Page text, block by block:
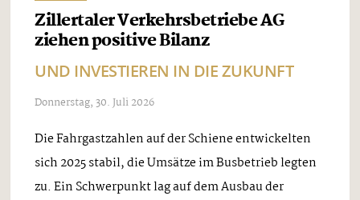
Zillertaler Verkehrsbetriebe AG
ziehen positive Bilanz
UND INVESTIEREN IN DIE ZUKUNFT
Donnerstag, 30. Juli 2026
Die Fahrgastzahlen auf der Schiene entwickelten
sich 2025 stabil, die Umsätze im Busbetrieb legten
zu. Ein Schwerpunkt lag auf dem Ausbau der